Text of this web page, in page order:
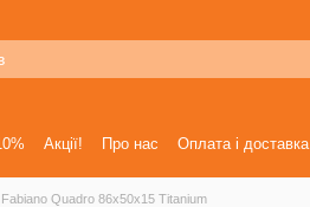
Акції! Про нас Оплата і доставка
Quadro 86x50x15 Titanium